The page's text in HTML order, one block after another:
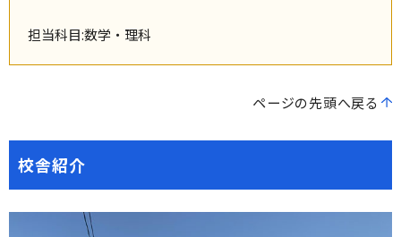
担当科目:数学・理科
ページの先頭へ戻る
校舎紹介